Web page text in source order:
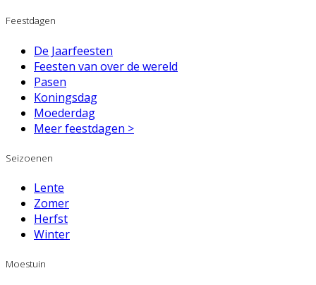
Feestdagen
De Jaarfeesten
Feesten van over de wereld
Pasen
Koningsdag
Moederdag
Meer feestdagen >
Seizoenen
Lente
Zomer
Herfst
Winter
Moestuin